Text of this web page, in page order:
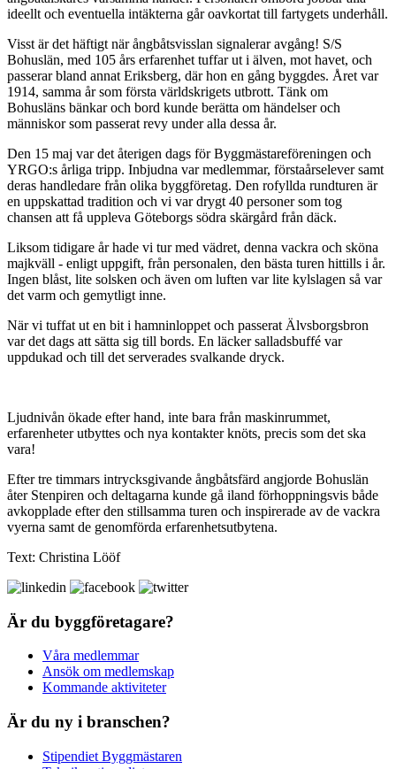
ideellt och eventuella intäkterna går oavkortat till fartygets underhåll.
Visst är det häftigt när ångbåtsvisslan signalerar avgång! S/S
Bohuslän, med 105 års erfarenhet tuffar ut i älven, mot havet, och
passerar bland annat Eriksberg, där hon en gång byggdes. Året var
1914, samma år som första världskrigets utbrott. Tänk om
Bohusläns bänkar och bord kunde berätta om händelser och
människor som passerat revy under alla dessa år.
Den 15 maj var det återigen dags för Byggmästareföreningen och
YRGO:s årliga tripp. Inbjudna var medlemmar, förstaårselever samt
deras handledare från olika byggföretag. Den rofyllda rundturen är
en uppskattad tradition och vi var drygt 40 personer som tog
chansen att få uppleva Göteborgs södra skärgård från däck.
Liksom tidigare år hade vi tur med vädret, denna vackra och sköna
majkväll - enligt uppgift, från personalen, den bästa turen hittills i år.
Ingen blåst, lite solsken och även om luften var lite kylslagen så var
det varm och gemytligt inne.
När vi tuffat ut en bit i hamninloppet och passerat Älvsborgsbron
var det dags att sätta sig till bords. En läcker salladsbuffé var
uppdukad och till det serverades svalkande dryck.
Ljudnivån ökade efter hand, inte bara från maskinrummet,
erfarenheter utbyttes och nya kontakter knöts, precis som det ska
vara!
Efter tre timmars intrycksgivande ångbåtsfärd angjorde Bohuslän
åter Stenpiren och deltagarna kunde gå iland förhoppningsvis både
avkopplade efter den stillsamma turen och inspirerade av de vackra
vyerna samt de genomförda erfarenhetsutbytena.
Text: Christina Lööf
Är du byggföretagare?
Våra medlemmar
Ansök om medlemskap
Kommande aktiviteter
Är du ny i branschen?
Stipendiet Byggmästaren